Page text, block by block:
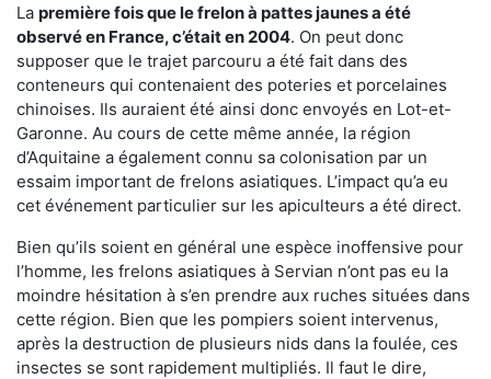
La première fois que le frelon à pattes jaunes a été
observé en France, c’était en 2004. On peut donc
supposer que le trajet parcouru a été fait dans des
conteneurs qui contenaient des poteries et porcelaines
chinoises. Ils auraient été ainsi donc envoyés en Lot-et-
Garonne. Au cours de cette même année, la région
d’Aquitaine a également connu sa colonisation par un
essaim important de frelons asiatiques. L’impact qu’a eu
cet événement particulier sur les apiculteurs a été direct.
Bien qu’ils soient en général une espèce inoffensive pour
l’homme, les frelons asiatiques à Servian n’ont pas eu la
moindre hésitation à s’en prendre aux ruches situées dans
cette région. Bien que les pompiers soient intervenus,
après la destruction de plusieurs nids dans la foulée, ces
insectes se sont rapidement multipliés. Il faut le dire,